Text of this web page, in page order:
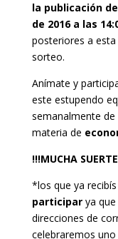
la publicación
de 2016 a las
posteriores a
sorteo.
Anímate y
este estupendo
semanalmente de
materia de
!!!MUCHA
*los que ya
participarya que
direcciones de
celebraremos